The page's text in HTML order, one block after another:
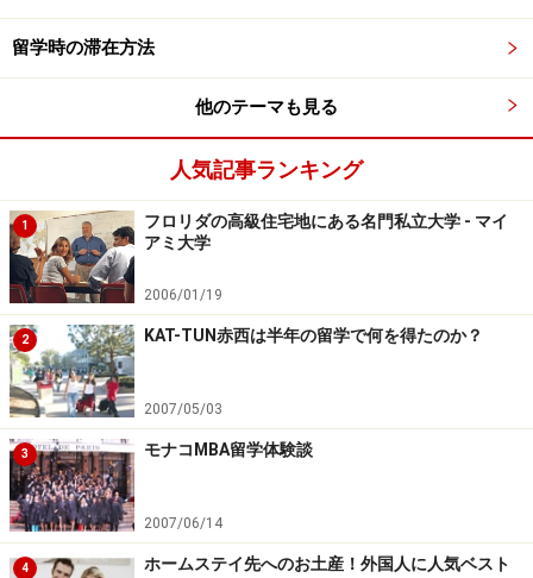
留学時の滞在方法
他のテーマも見る
人気記事ランキング
1
フロリダの高級住宅地にある名門私立大学 - マイ
アミ大学
2006/01/19
2 KAT-TUN赤西は半年の留学で何を得たのか？
2007/05/03
3 モナコMBA留学体験談
2007/06/14
4
ホームステイ先へのお土産！外国人に人気ベスト